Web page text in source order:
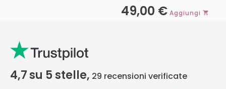
49,00 € Aggiungi
4,7su 5 stelle, 29 recensioni verificate